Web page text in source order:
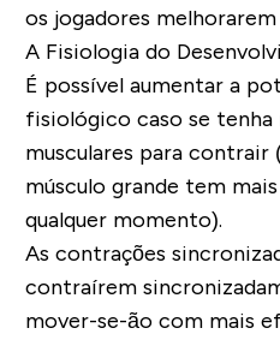
os jogadores
A Fisiologia do
É possível aumentar a
fisiológico caso se tenha
musculares para contrair
músculo grande tem
qualquer momento).
As contrações
contraírem
mover-se-ão com mais